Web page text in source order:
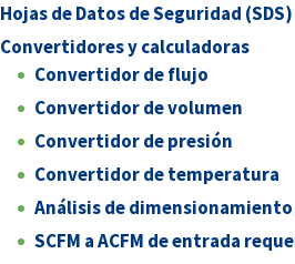
Hojas de Datos de Seguridad (SDS)
Convertidores y calculadoras
Convertidor de flujo
Convertidor de volumen
Convertidor de presión
Convertidor de temperatura
Análisis de
SCFM a ACFM de entrada